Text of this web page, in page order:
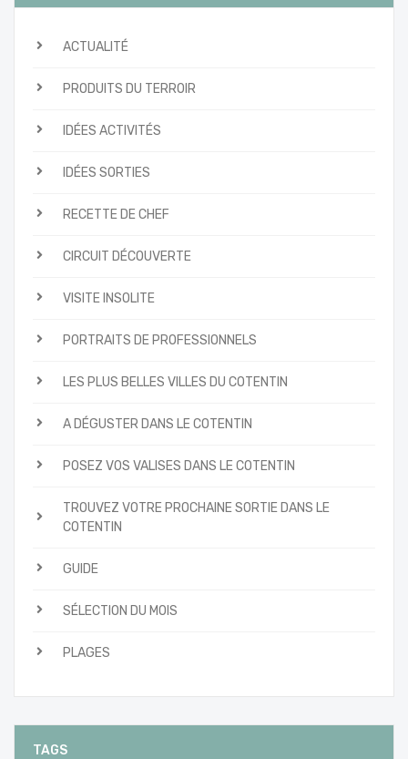
ACTUALITÉ
PRODUITS DU TERROIR
IDÉES ACTIVITÉS
IDÉES SORTIES
RECETTE DE CHEF
CIRCUIT DÉCOUVERTE
VISITE INSOLITE
PORTRAITS DE PROFESSIONNELS
LES PLUS BELLES VILLES DU COTENTIN
A DÉGUSTER DANS LE COTENTIN
POSEZ VOS VALISES DANS LE COTENTIN
TROUVEZ VOTRE PROCHAINE SORTIE DANS LE
COTENTIN
GUIDE
SÉLECTION DU MOIS
PLAGES
TAGS